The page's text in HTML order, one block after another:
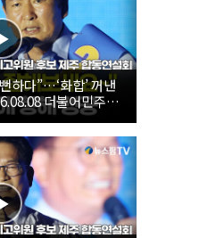
하다”…‘화합’ 꺼낸
더불어민주당
주 합동연설회